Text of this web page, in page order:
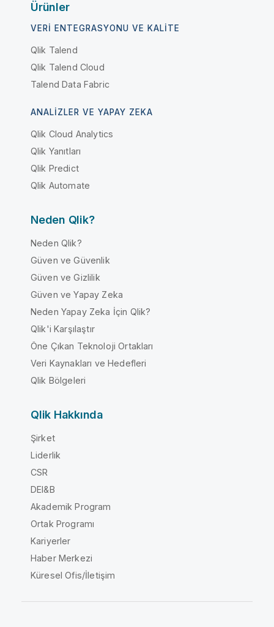
Ürünler
VERI ENTEGRASYONU VE KALITE
Qlik Talend
Qlik Talend Cloud
Talend Data Fabric
ANALIZLER VE YAPAY ZEKA
Qlik Cloud Analytics
Qlik Yanıtları
Qlik Predict
Qlik Automate
Neden Qlik?
Neden Qlik?
Güven ve Güvenlik
Güven ve Gizlilik
Güven ve Yapay Zeka
Neden Yapay Zeka İçin Qlik?
Qlik'i Karşılaştır
Öne Çıkan Teknoloji Ortakları
Veri Kaynakları ve Hedefleri
Qlik Bölgeleri
Qlik Hakkında
Şirket
Liderlik
CSR
DEI&B
Akademik Program
Ortak Programı
Kariyerler
Haber Merkezi
Küresel Ofis/İletişim